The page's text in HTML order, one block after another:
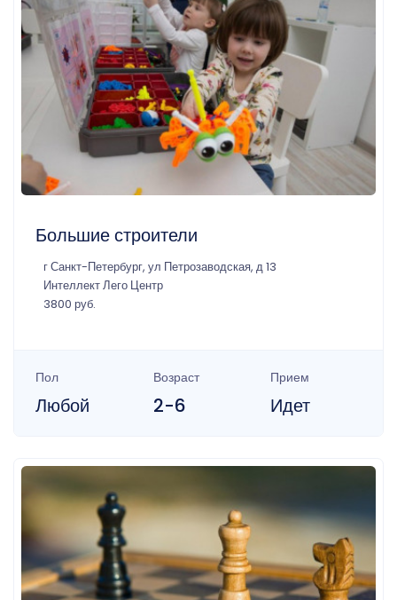
Большие строители
г Санкт-Петербург, ул Петрозаводская, д 13
Интеллект Лего Центр
3800 руб.
Пол
Любой
Возраст
2-6
Прием
Идет